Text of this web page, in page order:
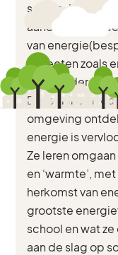
samen. In elke
aandacht
van
aspecten zoals
twee
De leerlingen
omgeving
energie is
Ze leren
en ‘warmte’,
herkomst van
grootste
school en wat ze
aan de slag op